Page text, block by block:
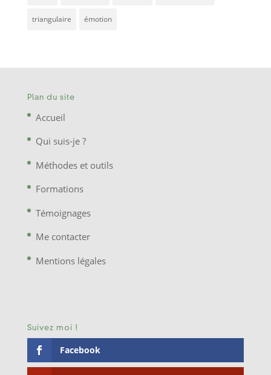
triangulaire émotion
Plan du site
Accueil
Qui suis-je ?
Méthodes et outils
Formations
Témoignages
Me contacter
Mentions légales
Suivez moi !
Facebook